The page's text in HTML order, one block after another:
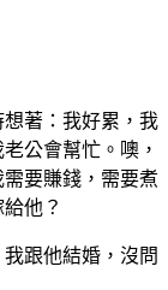
著：我好累，我
公會幫忙。噢，
要賺錢，需要煮
他？
跟他結婚，沒問